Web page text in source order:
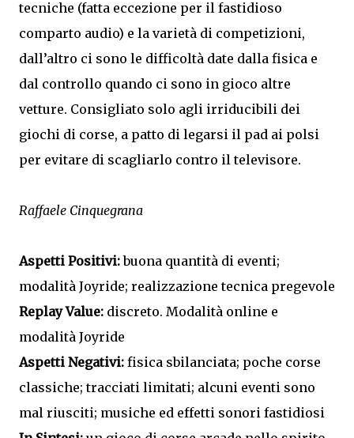
tecniche (fatta eccezione per il fastidioso
comparto audio) e la varietà di competizioni,
dall’altro ci sono le difficoltà date dalla fisica e
dal controllo quando ci sono in gioco altre
vetture. Consigliato solo agli irriducibili dei
giochi di corse, a patto di legarsi il pad ai polsi
per evitare di scagliarlo contro il televisore.
Raffaele Cinquegrana
Aspetti Positivi:buona quantità di eventi;
modalità Joyride; realizzazione tecnica pregevole
Replay Value: discreto. Modalità online e
modalità Joyride
Aspetti Negativi: fisica sbilanciata; poche corse
classiche; tracciati limitati; alcuni eventi sono
mal riusciti; musiche ed effetti sonori fastidiosi